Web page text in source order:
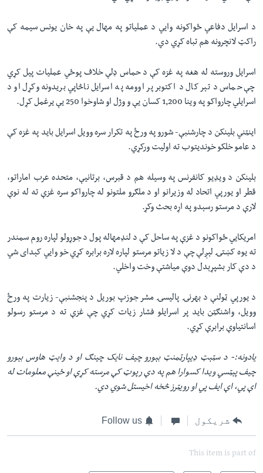
د اسرایل دفاعي ځواکونه وايي د عملیاتو په مهال یې په خان یونس سیمه کې
راکټ لانچرونه هم تباه کړي دي.
اسرایل وروسته له هغه په غزه کې د حماس ډلې خلاف پوځي عملیات پیل کړي
چې حماس د تېر کال د اکتوبر پر اوومه په اسرایل ناڅاپي بریدونه وکړل او د
اسرایلي چارواکو په وینا 1,200 کسان یې و وژل او شاوخوا 250 یې یرغمل کړل.
اینټني بلینکن د چارشنبې- شورو په ورځ په تکرار سره وویل اسرایل باید په غزه کې
د عامو خلکو خوندیتوب ته اولیت ورکړي.
بلینکن د ویډیو کانفرنس په وسیله هم د قبرس، برتانیې، متحده عرب اماراتو،
قطر او یورپي اتحاد له وزیرانو او د ملګرو ملتونو له چارواکو سره غزې ته له نوې
لارې د مرستو رسېدو په اړه بحث وکړ.
امریکایي ځواکونو د غزې په ساحل کې د لنډمهاله پول د جوړولو لپاره روم سمندر
ته یوه کښتۍ لېږلې چې د لا زیاتو مرستو لپاره لاره برابره کړي خو وايي کېدای شي
د دې کار بشپړېدل دوې میاشتې وخت واخلي.
د یورپي ټولنې د بهرنۍ پالیسۍ مشر جوزپ بوریل د پنجشنبې- زیارت په ورځ
وویل، واشنګټن باید پر اسرایلو فشار زیات کړي چې غزې ته د مرستو رسولو
اسانتیاوې برابرې کړي.
یادونه:- د سټېټ ډیپارټمنټ بېورو چیف نایک چینګ او د وایټ هاوس بېورو
چیف پېټسي ویدا کسوارا هم په دې رپوټ کې مرسته کړې او ځینې معلومات له
اې پي، اې ایف پي او رویټرز څخه اخیستل شوي دي.
شریکول Follow us
This item is part of